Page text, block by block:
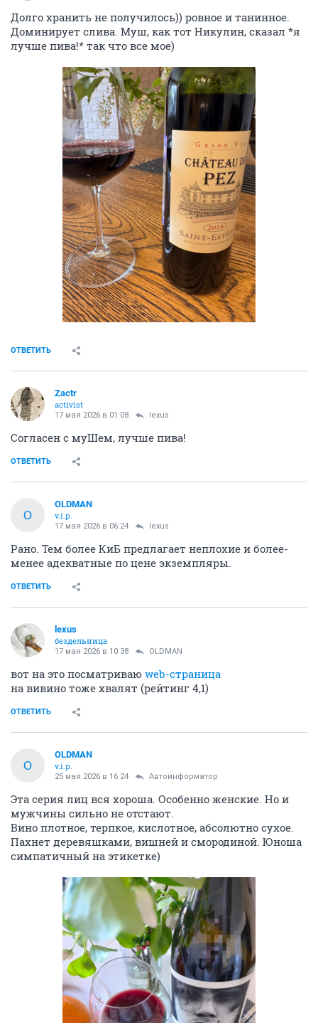
Долго хранить не получилось)) ровное и танинное.
Доминирует слива. Муш, как тот Никулин, сказал *я
лучше пива!* так что все мое)
ОТВЕТИТЬ
Zactr
activist
17 мая 2026 в 01:08 lexus
Согласен с муШем, лучше пива!
ОТВЕТИТЬ
O
OLDMAN
v.i.p.
17 мая 2026 в 06:24 lexus
Рано. Тем более КиБ предлагает неплохие и более-
менее адекватные по цене экземпляры.
ОТВЕТИТЬ
lexus
бездельница
17 мая 2026 в 10:38 OLDMAN
вот на это посматриваю web-страница
на вивино тоже хвалят (рейтинг 4,1)
ОТВЕТИТЬ
O
OLDMAN
v.i.p.
25 мая 2026 в 16:24 Автоинформатор
Эта серия лиц вся хороша. Особенно женские. Но и
мужчины сильно не отстают.
Вино плотное, терпкое, кислотное, абсолютно сухое.
Пахнет деревяшками, вишней и смородиной. Юноша
симпатичный на этикетке)